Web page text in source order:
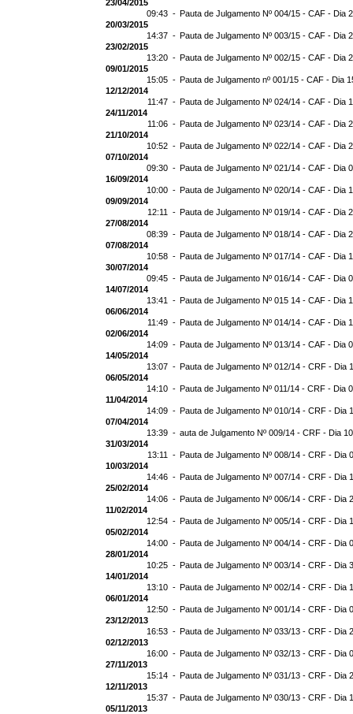
23/04/2015
09:43 - Pauta de Julgamento Nº 004/15 - CAF - Dia
20/03/2015
14:37 - Pauta de Julgamento Nº 003/15 - CAF - Dia
23/02/2015
13:20 - Pauta de Julgamento Nº 002/15 - CAF - Dia
09/01/2015
15:05 - Pauta de Julgamento nº 001/15 - CAF - Dia
12/12/2014
11:47 - Pauta de Julgamento Nº 024/14 - CAF - Dia
24/11/2014
11:06 - Pauta de Julgamento Nº 023/14 - CAF - Dia
21/10/2014
10:52 - Pauta de Julgamento Nº 022/14 - CAF - Dia
07/10/2014
09:30 - Pauta de Julgamento Nº 021/14 - CAF - Dia
16/09/2014
10:00 - Pauta de Julgamento Nº 020/14 - CAF - Dia
09/09/2014
12:11 - Pauta de Julgamento Nº 019/14 - CAF - Dia
27/08/2014
08:39 - Pauta de Julgamento Nº 018/14 - CAF - Dia
07/08/2014
10:58 - Pauta de Julgamento Nº 017/14 - CAF - Dia
30/07/2014
09:45 - Pauta de Julgamento Nº 016/14 - CAF - Dia
14/07/2014
13:41 - Pauta de Julgamento Nº 015 14 - CAF - Dia
06/06/2014
11:49 - Pauta de Julgamento Nº 014/14 - CAF - Dia
02/06/2014
14:09 - Pauta de Julgamento Nº 013/14 - CAF - Dia
14/05/2014
13:07 - Pauta de Julgamento Nº 012/14 - CRF - Dia
06/05/2014
14:10 - Pauta de Julgamento Nº 011/14 - CRF - Dia
11/04/2014
14:09 - Pauta de Julgamento Nº 010/14 - CRF - Dia
07/04/2014
13:39 - auta de Julgamento Nº 009/14 - CRF - Dia
31/03/2014
13:11 - Pauta de Julgamento Nº 008/14 - CRF - Dia
10/03/2014
14:46 - Pauta de Julgamento Nº 007/14 - CRF - Dia
25/02/2014
14:06 - Pauta de Julgamento Nº 006/14 - CRF - Dia
11/02/2014
12:54 - Pauta de Julgamento Nº 005/14 - CRF - Dia
05/02/2014
14:00 - Pauta de Julgamento Nº 004/14 - CRF - Dia
28/01/2014
10:25 - Pauta de Julgamento Nº 003/14 - CRF - Dia
14/01/2014
13:10 - Pauta de Julgamento Nº 002/14 - CRF - Dia
06/01/2014
12:50 - Pauta de Julgamento Nº 001/14 - CRF - Dia
23/12/2013
16:53 - Pauta de Julgamento Nº 033/13 - CRF - Dia
02/12/2013
16:00 - Pauta de Julgamento Nº 032/13 - CRF - Dia
27/11/2013
15:14 - Pauta de Julgamento Nº 031/13 - CRF - Dia
12/11/2013
15:37 - Pauta de Julgamento Nº 030/13 - CRF - Dia
05/11/2013